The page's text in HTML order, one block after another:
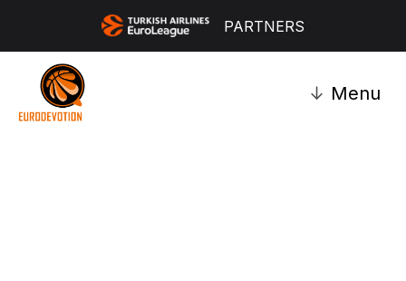
PARTNERS
↓ Menu